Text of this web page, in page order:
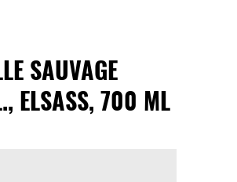
SAUVAGE
ELSASS, 700 ML